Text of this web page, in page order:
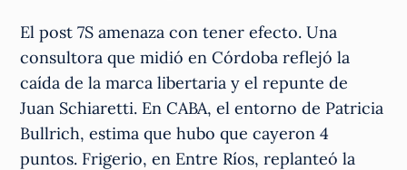
El post 7S amenaza con tener efecto. Una
consultora que midió en Córdoba reflejó la
caída de la marca libertaria y el repunte de
Juan Schiaretti. En CABA, el entorno de Patricia
Bullrich, estima que hubo que cayeron 4
puntos. Frigerio, en Entre Ríos, replanteó la